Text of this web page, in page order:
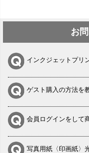
お
インクジェットプリ
ゲスト購入の方法を
会員ログインをして
写真用紙〈印画紙〉